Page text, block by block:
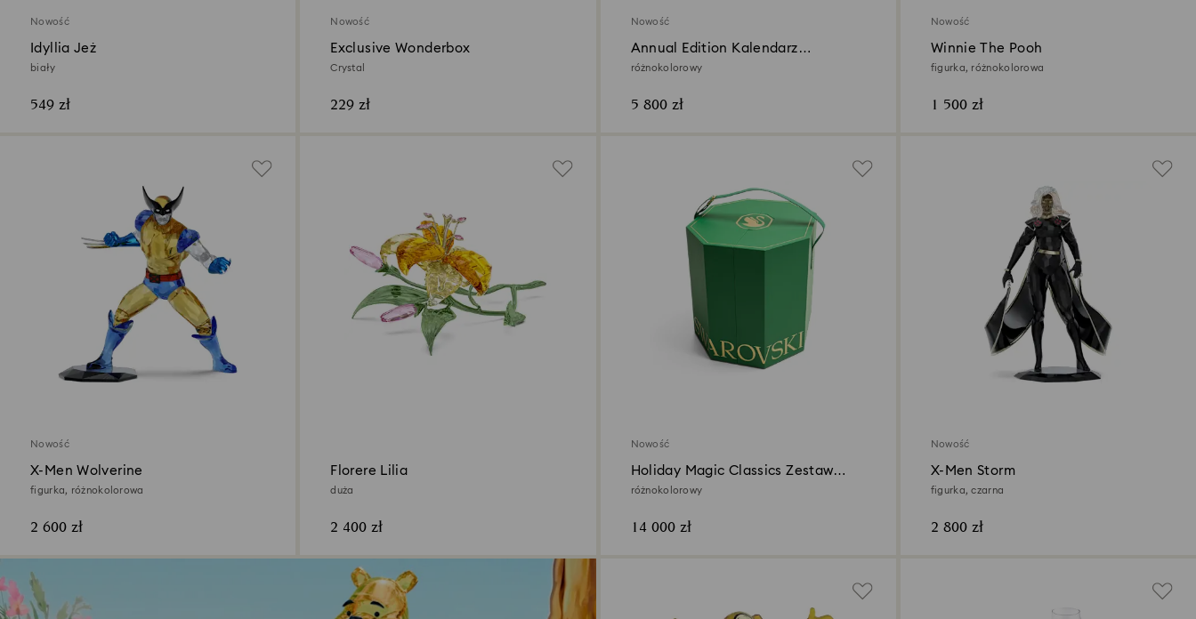
Nowość
Idyllia Jeż
biały
549 zł
Nowość
Exclusive Wonderbox
Crystal
229 zł
Nowość
Annual Edition Kalendarz
adwentowy 2026
różnokolorowy
5 800 zł
Nowość
Winnie The Pooh
figurka, różnokolorowa
1 500 zł
Nowość
X-Men Wolverine
figurka, różnokolorowa
2 600 zł
Florere Lilia
duża
2 400 zł
Nowość
Holiday Magic Classics Zestaw
ozdób na choinkę
różnokolorowy
14 000 zł
Nowość
X-Men Storm
figurka, czarna
2 800 zł